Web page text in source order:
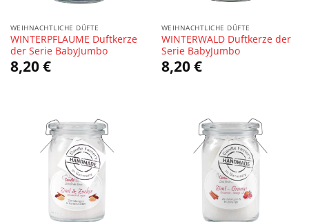
WEIHNACHTLICHE DÜFTE
WINTERPFLAUME Duftkerze
der Serie BabyJumbo
8,20€
WEIHNACHTLICHE DÜFTE
WINTERWALD Duftkerze der
Serie BabyJumbo
8,20€